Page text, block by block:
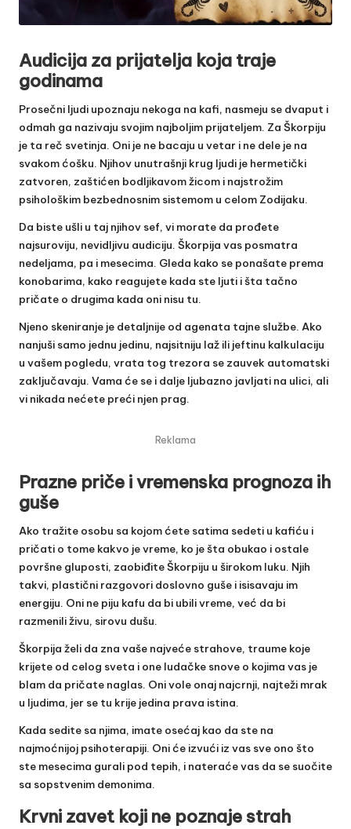
Audicija za prijatelja koja traje
godinama
Prosečni ljudi upoznaju nekoga na kafi, nasmeju se dvaput i
odmah ga nazivaju svojim najboljim prijateljem. Za Škorpiju
je ta reč svetinja. Oni je ne bacaju u vetar i ne dele je na
svakom ćošku. Njihov unutrašnji krug ljudi je hermetički
zatvoren, zaštićen bodljikavom žicom i najstrožim
psihološkim bezbednosnim sistemom u celom Zodijaku.
Da biste ušli u taj njihov sef, vi morate da prođete
najsuroviju, nevidljivu audiciju. Škorpija vas posmatra
nedeljama, pa i mesecima. Gleda kako se ponašate prema
konobarima, kako reagujete kada ste ljuti i šta tačno
pričate o drugima kada oni nisu tu.
Njeno skeniranje je detaljnije od agenata tajne službe. Ako
nanjuši samo jednu jedinu, najsitniju laž ili jeftinu kalkulaciju
u vašem pogledu, vrata tog trezora se zauvek automatski
zaključavaju. Vama će se i dalje ljubazno javljati na ulici, ali
vi nikada nećete preći njen prag.
Reklama
Prazne priče i vremenska prognoza ih
guše
Ako tražite osobu sa kojom ćete satima sedeti u kafiću i
pričati o tome kakvo je vreme, ko je šta obukao i ostale
površne gluposti, zaobiđite Škorpiju u širokom luku. Njih
takvi, plastični razgovori doslovno guše i isisavaju im
energiju. Oni ne piju kafu da bi ubili vreme, već da bi
razmenili živu, sirovu dušu.
Škorpija želi da zna vaše najveće strahove, traume koje
krijete od celog sveta i one ludačke snove o kojima vas je
blam da pričate naglas. Oni vole onaj najcrnji, najteži mrak
u ljudima, jer se tu krije jedina prava istina.
Kada sedite sa njima, imate osećaj kao da ste na
najmoćnijoj psihoterapiji. Oni će izvući iz vas sve ono što
ste mesecima gurali pod tepih, i nateraće vas da se suočite
sa sopstvenim demonima.
Krvni zavet koji ne poznaje strah